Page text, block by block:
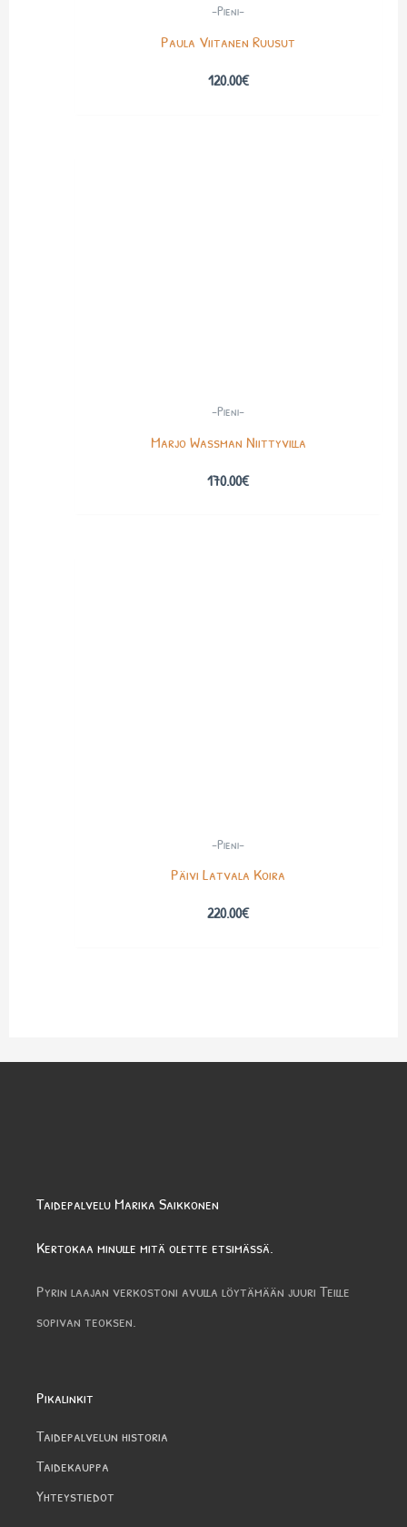
-Pieni-
Paula Viitanen Ruusut
120.00€
-Pieni-
Marjo Wassman Niittyvilla
170.00€
-Pieni-
Päivi Latvala Koira
220.00€
Taidepalvelu Marika Saikkonen
Kertokaa minulle mitä olette etsimässä.
Pyrin laajan verkostoni avulla löytämään juuri Teille
sopivan teoksen.
Pikalinkit
Taidepalvelun historia
Taidekauppa
Yhteystiedot